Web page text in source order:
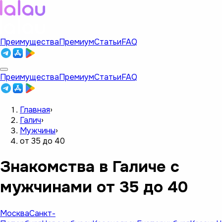
ПреимуществаПремиумСтатьиFAQ
ПреимуществаПремиумСтатьиFAQ
Главная›
Галич›
Мужчины›
от 35 до 40
Знакомства в Галиче с
мужчинами от 35 до 40
МоскваСанкт-